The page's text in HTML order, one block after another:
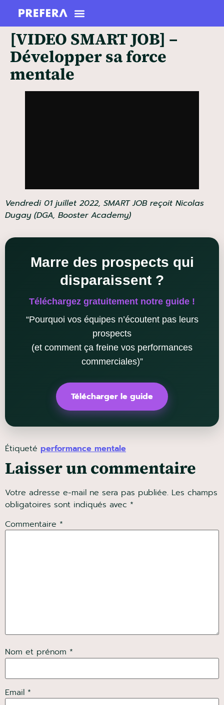
[VIDEO SMART JOB] –
Développer sa force
mentale
Vendredi 01 juillet 2022, SMART JOB reçoit Nicolas
Dugay (DGA, Booster Academy)
Marre des prospects qui
disparaissent ?
Téléchargez gratuitement notre guide !
“Pourquoi vos équipes n’écoutent pas leurs
prospects
(et comment ça freine vos performances
commerciales)”
Télécharger le guide
Étiqueté performance mentale
Laisser un commentaire
Votre adresse e-mail ne sera pas publiée. Les
champs obligatoires sont indiqués avec
Commentaire *
Nom et prénom *
Email *